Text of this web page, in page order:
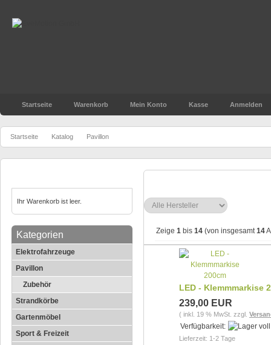
Startseite Warenkorb Mein Konto Kasse Anmelden
Startseite Katalog Pavillon
Ihr Warenkorb ist leer.
Kategorien
Elektrofahrzeuge
Pavillon
Zubehör
Strandkörbe
Gartenmöbel
Sport & Freizeit
Zeige 1 bis 14 (von insgesamt14
LED - Klemmmarkise
239,00 EUR
( inkl. 19 % MwSt. zzgl.
Verfügbarkeit:
Lieferzeit: 1-2 Tage